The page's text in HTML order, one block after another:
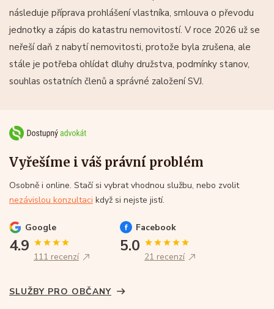
následuje příprava prohlášení vlastníka, smlouva o převodu
jednotky a zápis do katastru nemovitostí. V roce 2026 už se
neřeší daň z nabytí nemovitosti, protože byla zrušena, ale
stále je potřeba ohlídat dluhy družstva, podmínky stanov,
souhlas ostatních členů a správné založení SVJ.
Vyřešíme i váš právní problém
Osobně i online. Stačí si vybrat vhodnou službu, nebo zvolit
nezávislou konzultaci když si nejste jistí.
Google
4.9
111 recenzí
Facebook
5.0
21 recenzí
SLUŽBY PRO OBČANY